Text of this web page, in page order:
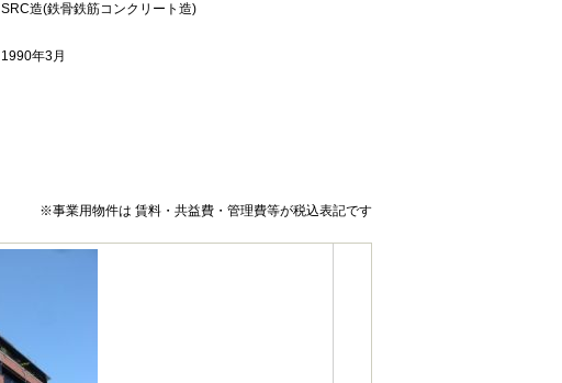
SRC造(鉄骨鉄筋コンクリート造)
1990年3月
※事業用物件は 賃料・共益費・管理費等が税込表記です